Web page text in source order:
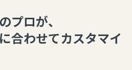
プロが、
合わせてカスタマイ